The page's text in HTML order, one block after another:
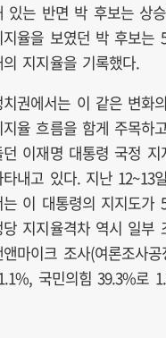
있는 반면 박 후보는 상
지율을 보였던 박 후보는
의 지지율을 기록했다.
치권에서는 이 같은 변화
지율 흐름을 함게 주목하
던 이재명 대통령 국정
내고 있다. 지난 12~13
는 이 대통령의 지지도가
당 지지율격차 역시 일부
마이크 조사(여론조사
국민의힘 39.3%로